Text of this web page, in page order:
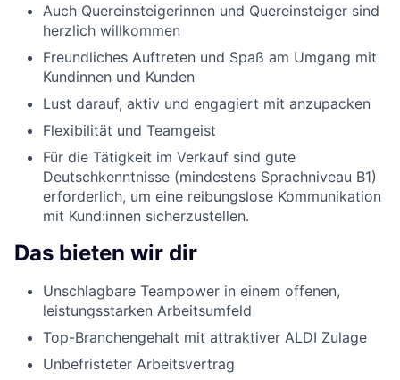
Auch Quereinsteigerinnen und Quereinsteiger sind
herzlich willkommen
Freundliches Auftreten und Spaß am Umgang mit
Kundinnen und Kunden
Lust darauf, aktiv und engagiert mit anzupacken
Flexibilität und Teamgeist
Für die Tätigkeit im Verkauf sind gute
Deutschkenntnisse (mindestens Sprachniveau B1)
erforderlich, um eine reibungslose Kommunikation
mit Kund:innen sicherzustellen.
Das bieten wir dir
Unschlagbare Teampower in einem offenen,
leistungsstarken Arbeitsumfeld
Top-Branchengehalt mit attraktiver ALDI Zulage
Unbefristeter Arbeitsvertrag